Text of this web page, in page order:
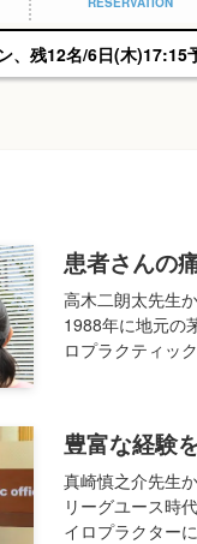
木)17:15予約可能です。
患者さんの
高木二朗太先生
1988年に地元の
ロプラクティッ
豊富な経験
真崎慎之介先生
リーグユース時
イロプラクター